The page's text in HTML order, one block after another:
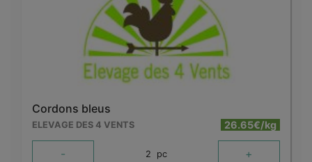
Cordons bleus
ELEVAGE DES 4 VENTS 26.65€/kg
- 2 pc +